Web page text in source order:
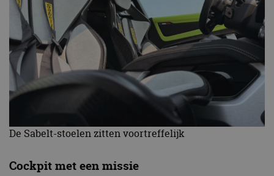
De Sabelt-stoelen zitten voortreffelijk
Cockpit met een missie